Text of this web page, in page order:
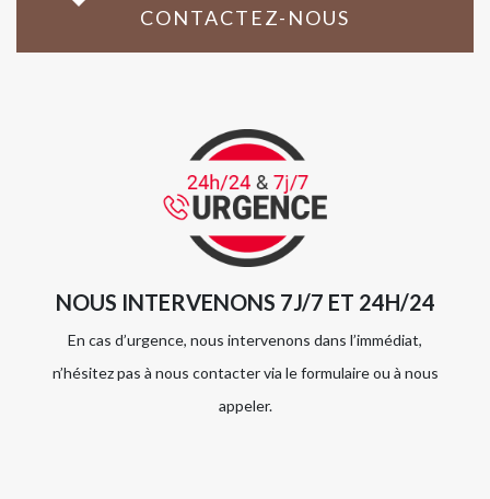
CONTACTEZ-NOUS
NOUS INTERVENONS 7J/7 ET 24H/24
En cas d’urgence, nous intervenons dans l’immédiat,
n’hésitez pas à nous contacter via le formulaire ou à nous
appeler.